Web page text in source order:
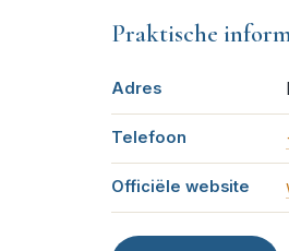
Praktische
Adres
Telefoon
Officiële website